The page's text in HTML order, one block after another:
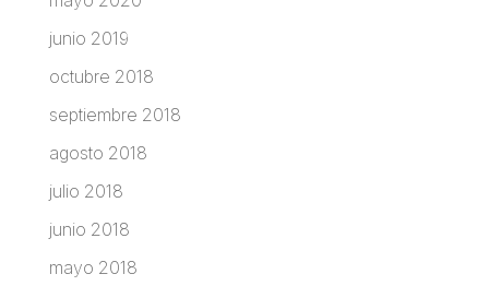
junio 2019
octubre 2018
septiembre 2018
agosto 2018
julio 2018
junio 2018
mayo 2018